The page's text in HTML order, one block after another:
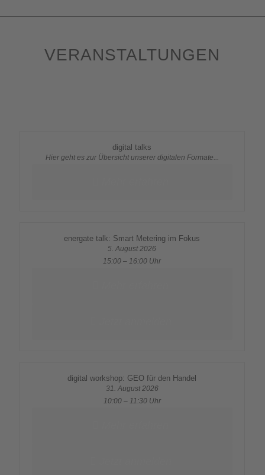
VERANSTALTUNGEN
digital talks
Hier geht es zur Übersicht unserer digitalen Formate...
energate talk: Smart Metering im Fokus
5. August 2026
15:00 – 16:00 Uhr
digital workshop: GEO für den Handel
31. August 2026
10:00 – 11:30 Uhr